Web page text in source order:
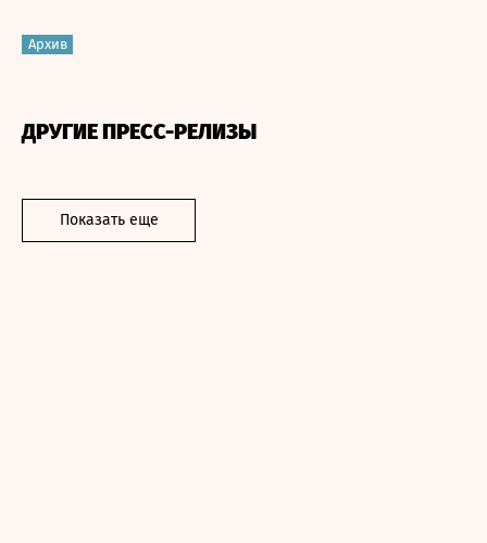
Архив
ДРУГИЕ ПРЕСС-РЕЛИЗЫ
Показать еще